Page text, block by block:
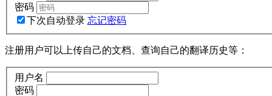
密码
下次自动登录 忘记密码
注册用户可以上传自己的文档、查询自己的翻译历史等：
用户名
密码